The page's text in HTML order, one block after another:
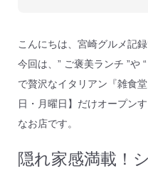
こんにちは、宮崎グルメ記
今回は、” ご褒美ランチ ”や
で贅沢なイタリアン『雑食
日・月曜日】だけオープン
なお店です。
隠れ家感満載！